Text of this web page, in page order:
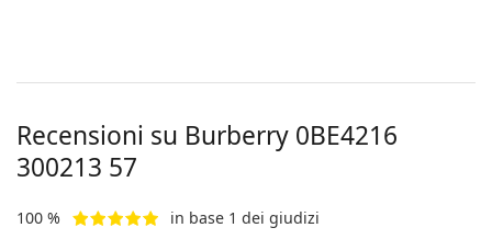
Recensioni su Burberry 0BE4216
300213 57
100 % in base 1 dei giudizi